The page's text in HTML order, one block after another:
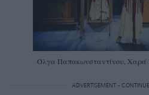
Όλγα Παπακωνσταντίνου,
ADVERTISEMENT -